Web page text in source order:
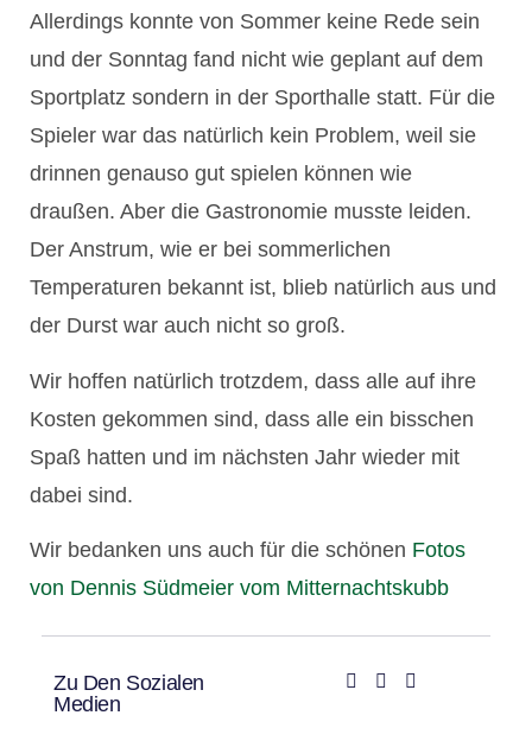
Allerdings konnte von Sommer keine Rede sein
und der Sonntag fand nicht wie geplant auf dem
Sportplatz sondern in der Sporthalle statt. Für die
Spieler war das natürlich kein Problem, weil sie
drinnen genauso gut spielen können wie
draußen. Aber die Gastronomie musste leiden.
Der Anstrum, wie er bei sommerlichen
Temperaturen bekannt ist, blieb natürlich aus und
der Durst war auch nicht so groß.
Wir hoffen natürlich trotzdem, dass alle auf ihre
Kosten gekommen sind, dass alle ein bisschen
Spaß hatten und im nächsten Jahr wieder mit
dabei sind.
Wir bedanken uns auch für die schönen Fotos
von Dennis Südmeier vom Mitternachtskubb
Zu Den Sozialen
Medien